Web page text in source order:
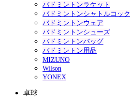
バドミントンラケット
バドミントンシャトルコック
バドミントンウェア
バドミントンシューズ
バドミントンバッグ
バドミントン用品
MIZUNO
Wilson
YONEX
卓球